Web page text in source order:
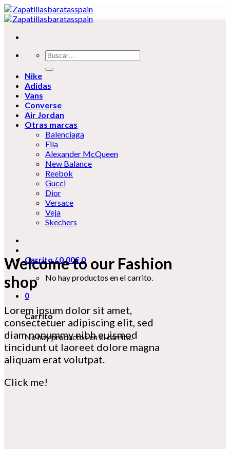
Skip
to
Buscar
por:
Nike
Adidas
Vans
Converse
Air Jordan
Otras marcas
Balenciaga
Fila
Alexander McQueen
New Balance
Reebok
Gucci
Dior
Versace
Veja
Skechers
Carrito /0,00€0
No hay productos en el carrito.
0
Carrito
No hay productos en el carrito.
Welcome to our Fashion
shop
Lorem ipsum dolor sit amet,
consectetuer adipiscing elit, sed
diam nonummy nibh euismod
tincidunt ut laoreet dolore magna
aliquam erat volutpat.
Click me!